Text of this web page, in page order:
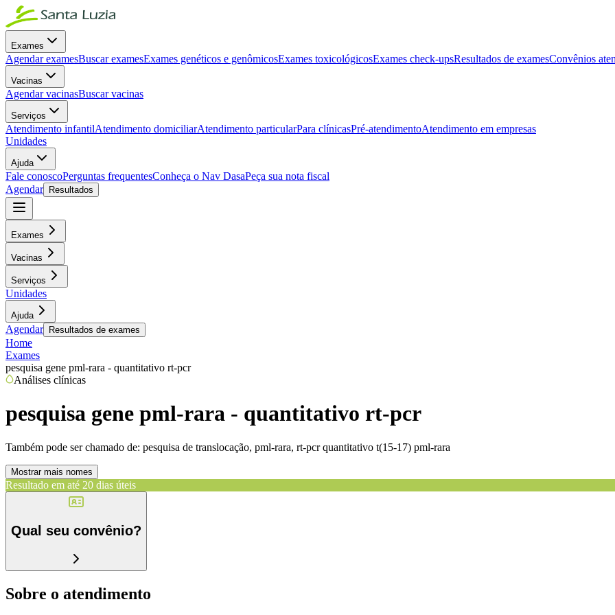
Exames
Agendar examesBuscar examesExames genéticos e genômicosExames toxicológicosExames check-upsResultados de examesConvênios
Vacinas
Agendar vacinasBuscar vacinas
Serviços
Atendimento infantilAtendimento domiciliarAtendimento particularPara clínicasPré-atendimentoAtendimento em empresas
Unidades
Ajuda
Fale conoscoPerguntas frequentesConheça o Nav DasaPeça sua nota fiscal
Agendar
Resultados
Exames
Vacinas
Serviços
Unidades
Ajuda
Agendar Resultados de exames
Home
Exames
pesquisa gene pml-rara - quantitativo rt-pcr
Análises clínicas
pesquisa gene pml-rara - quantitativo rt-pcr
Também pode ser chamado de: pesquisa de translocação, pml-rara, rt-pcr quantitativo t(15-17) pml-rara
Mostrar mais nomes
Resultado em até 20 dias úteis
Qual seu convênio?
Sobre o atendimento